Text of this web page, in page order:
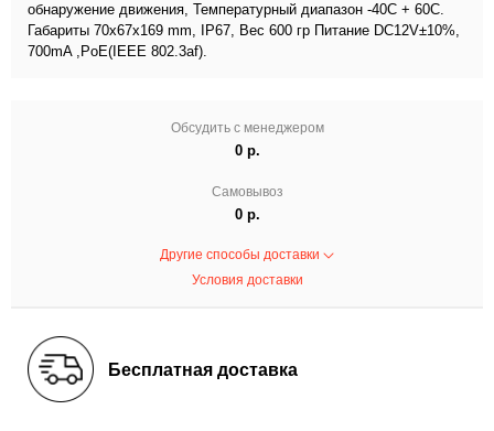
обнаружение движения, Температурный диапазон -40С + 60С.
Габариты 70x67x169 mm, IP67, Вес 600 гр Питание DC12V±10%,
700mA ,PoE(IEEE 802.3af).
Обсудить с менеджером
0 р.
Самовывоз
0 р.
Другие способы доставки
Условия доставки
Бесплатная доставка